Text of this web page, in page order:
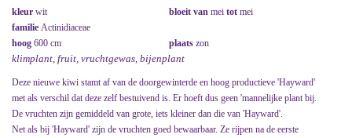
kleur wit bloeit van mei tot mei
familie Actinidiaceae
hoog 600 cm plaats zon
klimplant, fruit, vruchtgewas, bijenplant
Deze nieuwe kiwi stamt af van de doorgewinterde en hoog productieve 'Hayward'
met als verschil dat deze zelf bestuivend is. Er hoeft dus geen 'mannelijke plant bij.
De vruchten zijn gemiddeld van grote, iets kleiner dan die van 'Hayward'.
Net als bij 'Hayward' zijn de vruchten goed bewaarbaar. Ze rijpen na de eerste